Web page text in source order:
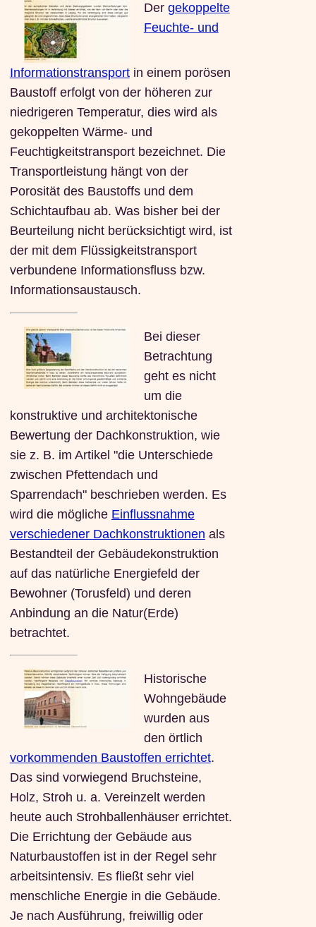
Der gekoppelte
Feuchte- und
Informationstransportin einem porösen
Baustoff erfolgt von der höheren zur
niedrigeren Temperatur, dies wird als
gekoppelten Wärme- und
Feuchtigkeitstransport bezeichnet. Die
Transportleistung hängt von der
Porosität des Baustoffs und dem
Schichtaufbau ab. Was bisher bei der
Beurteilung nicht berücksichtigt wird, ist
der mit dem Flüssigkeitstransport
verbundene Informationsfluss bzw.
Informationsaustausch.
Bei dieser
Betrachtung
geht es nicht
um die
konstruktive und architektonische
Bewertung der Dachkonstruktion, wie
sie z. B. im Artikel "die Unterschiede
zwischen Pfettendach und
Sparrendach" beschrieben werden. Es
wird die mögliche Einflussnahme
verschiedener Dachkonstruktionen als
Bestandteil der Gebäudekonstruktion
auf das natürliche Energiefeld der
Bewohner (Torusfeld) und deren
Anbindung an die Natur(Erde)
betrachtet.
Historische
Wohngebäude
wurden aus
den örtlich
vorkommenden Baustoffen errichtet.
Das sind vorwiegend Bruchsteine,
Holz, Stroh u. a. Vereinzelt werden
heute auch Strohballenhäuser errichtet.
Die Errichtung der Gebäude aus
Naturbaustoffen ist in der Regel sehr
arbeitsintensiv. Es fließt sehr viel
menschliche Energie in die Gebäude.
Je nach Ausführung, freiwillig oder